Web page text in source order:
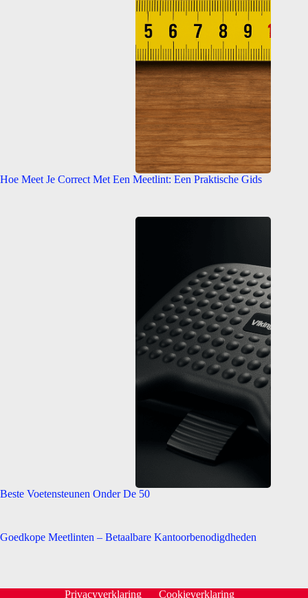
Hoe Meet Je Correct Met Een Meetlint: Een Praktische Gids
Beste Voetensteunen Onder De 50
Goedkope Meetlinten – Betaalbare Kantoorbenodigdheden
Privacyverklaring Cookieverklaring